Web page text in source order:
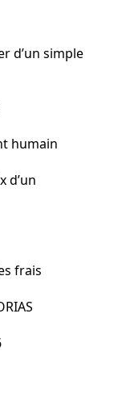
d’un simple
humain
d’un
frais